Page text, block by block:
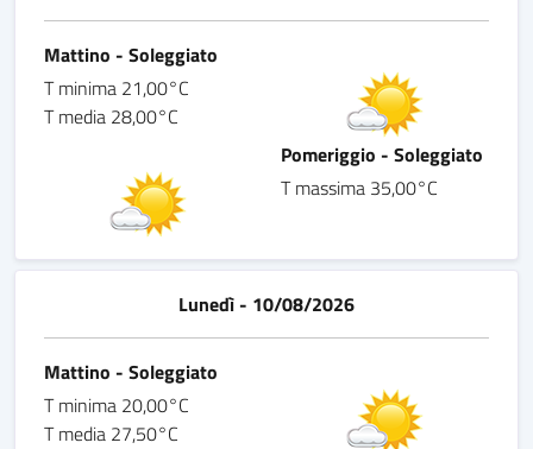
Mattino - Soleggiato
T minima 21,00°C
T media 28,00°C
Pomeriggio - Soleggiato
T massima 35,00°C
Lunedì - 10/08/2026
Mattino - Soleggiato
T minima 20,00°C
T media 27,50°C